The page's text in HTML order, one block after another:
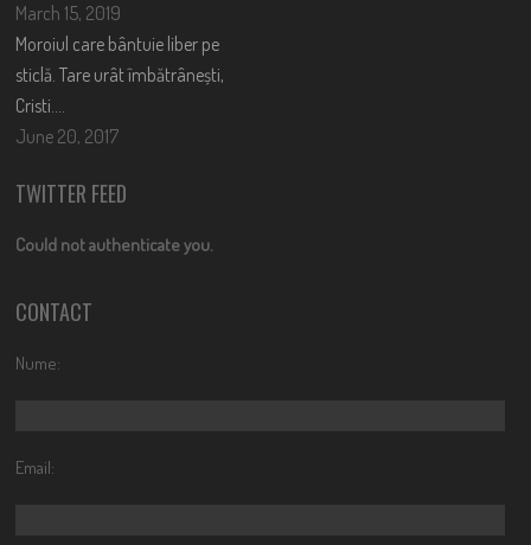
March 15, 2019
Moroiul care bântuie liber pe
sticlă. Tare urât îmbătrânești,
Cristi….
June 20, 2017
TWITTER FEED
Could not authenticate you.
CONTACT
Nume:
Email: